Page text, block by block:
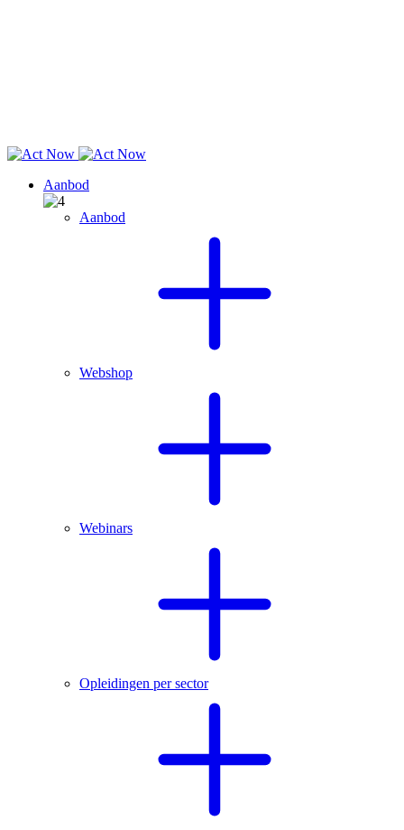
Aanbod
Aanbod
Webshop
Webinars
Opleidingen per sector